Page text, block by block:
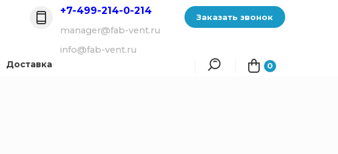
Доставка 0
+7-499-214-0-214
manager@fab-vent.ru
info@fab-vent.ru
Заказать звонок